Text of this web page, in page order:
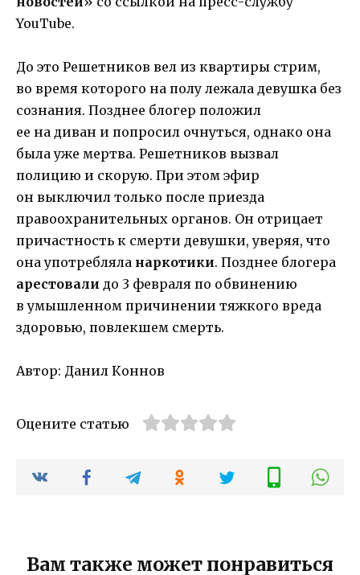
YouTube.
До это Решетников вел из квартиры стрим,
во время которого на полу лежала девушка без
сознания. Позднее блогер положил
ее на диван и попросил очнуться, однако она
была уже мертва. Решетников вызвал
полицию и скорую. При этом эфир
он выключил только после приезда
правоохранительных органов. Он отрицает
причастность к смерти девушки, уверяя, что
она употребляла наркотики. Позднее блогера
арестовали до 3 февраля по обвинению
в умышленном причинении тяжкого вреда
здоровью, повлекшем смерть.
Автор: Данил Коннов
Оцените статью
Вам также может понравиться